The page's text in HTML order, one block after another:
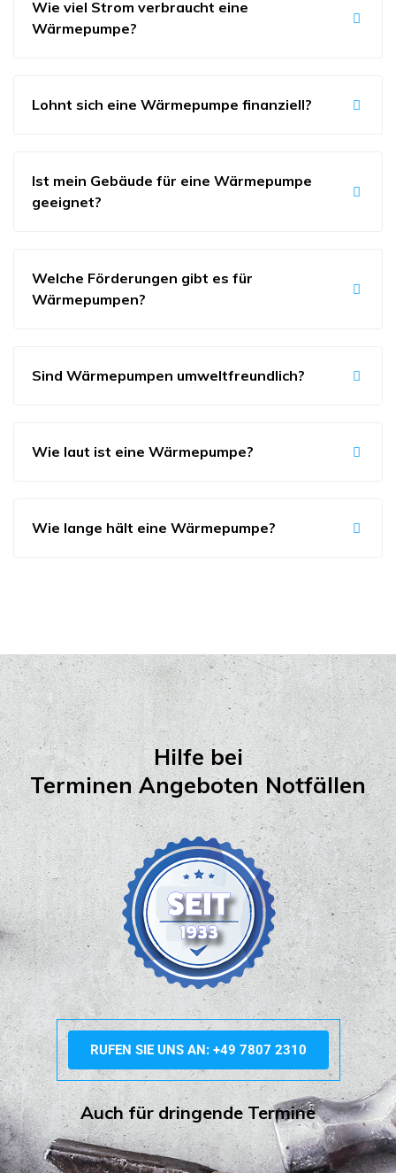
Wie viel Strom verbraucht eine
Wärmepumpe?
Lohnt sich eine Wärmepumpe finanziell?
Ist mein Gebäude für eine Wärmepumpe
geeignet?
Welche Förderungen gibt es für
Wärmepumpen?
Sind Wärmepumpen umweltfreundlich?
Wie laut ist eine Wärmepumpe?
Wie lange hält eine Wärmepumpe?
Hilfe bei
Terminen Angeboten Notfällen
RUFEN SIE UNS AN: +49 7807 2310
Auch für dringende Termine